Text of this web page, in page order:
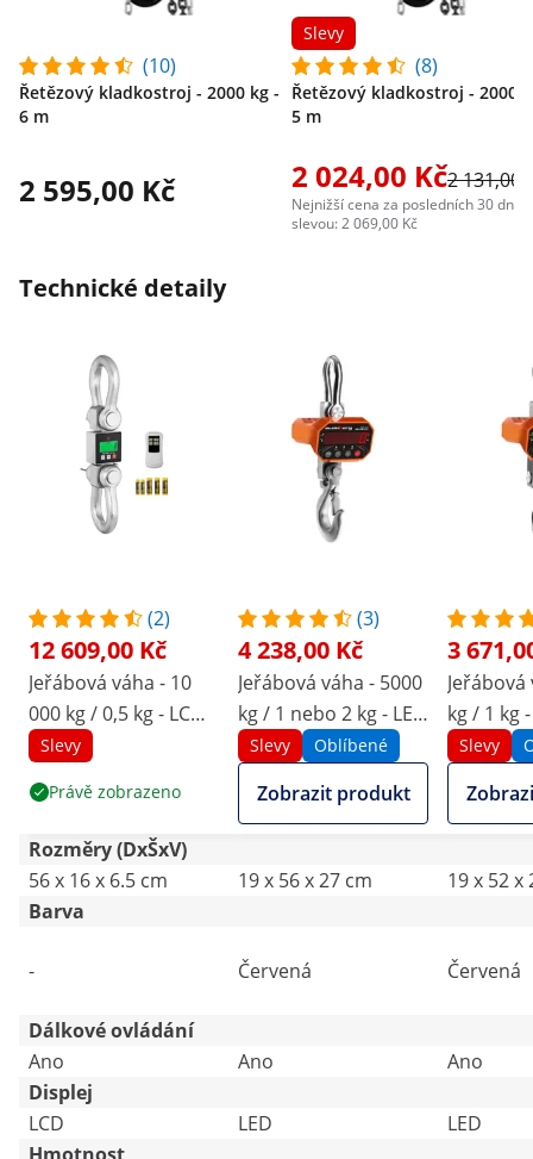
(10)
Řetězový kladkostroj - 2000 kg -
6 m
2 595,00 Kč
Slevy
(8)
Řetězový kladkostroj - 2000
5 m
2 024,00 Kč2 131,00
Nejnižší cena za posledních 30 dní
slevou: 2 069,00 Kč
Technické detaily
(2)
12 609,00 Kč
Jeřábová váha - 10
000 kg / 0,5 kg - LCD -
digitální - dálkové
Slevy
Právě zobrazeno
(3)
4 238,00 Kč
Jeřábová váha - 5000
kg / 1 nebo 2 kg - LED
- digitální - 10m
dálkové ovládání
Slevy Oblíbené
Zobrazit produkt
3
Jeřábová
kg / 1 kg
digitální
dálkové
Slevy
Rozměry (DxŠxV)
56 x 16 x 6.5 cm
19 x 56 x 27 cm
19 x 52 x
Barva
- Červená Červená
Dálkové ovládání
Ano
Ano
Ano
Displej
LCD
LED
LED